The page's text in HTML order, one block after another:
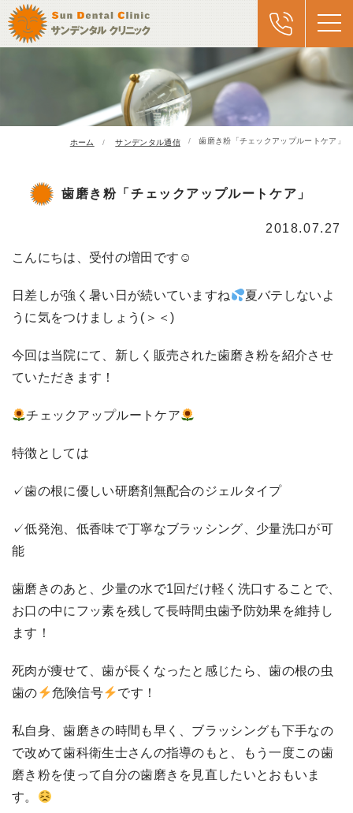
ホーム サンデンタル通信 歯磨き粉「チェックアップルートケア」
歯磨き粉「チェックアップルートケア」
2018.07.27
こんにちは、受付の増田です☺
日差しが強く暑い日が続いていますね
夏バテしないよ
うに気をつけましょう(＞＜)
今回は当院にて、新しく販売された歯磨き粉を紹介させ
ていただきます！
チェックアップルートケア
特徴としては
✓歯の根に優しい研磨剤無配合のジェルタイプ
✓低発泡、低香味で丁寧なブラッシング、少量洗口が可
能
歯磨きのあと、少量の水で1回だけ軽く洗口することで、
お口の中にフッ素を残して長時間虫歯予防効果を維持し
ます！
死肉が痩せて、歯が長くなったと感じたら、歯の根の虫
歯の
危険信号 です！
私自身、歯磨きの時間も早く、ブラッシングも下手なの
で改めて歯科衛生士さんの指導のもと、もう一度この歯
磨き粉を使って自分の歯磨きを見直したいとおもいま
す。